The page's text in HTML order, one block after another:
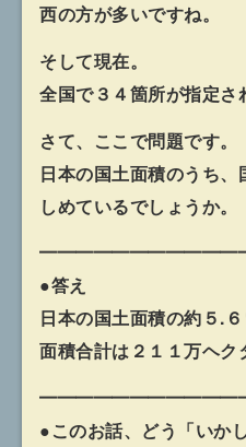
西の方が多いですね。
そして現在。
全国で３４箇所が指定さ
さて、ここで問題です。
日本の国土面積のうち
しめているでしょうか。
●答え
日本の国土面積の約５.６
面積合計は２１１万ヘク
●このお話、どう「いか